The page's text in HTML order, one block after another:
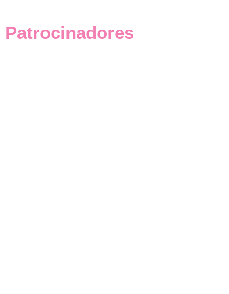
Patrocinadores